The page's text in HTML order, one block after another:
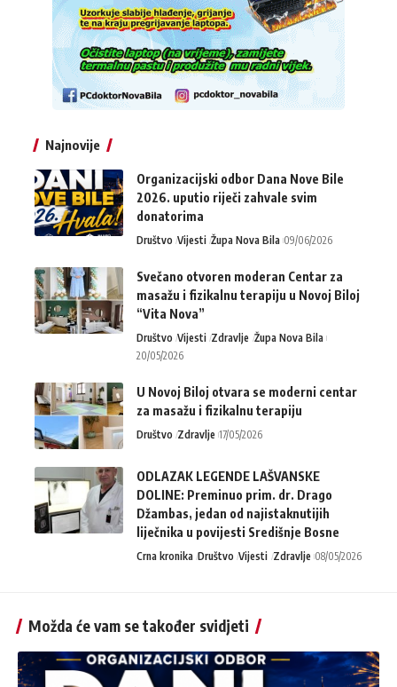
Najnovije
Organizacijski odbor Dana Nove Bile
2026. uputio riječi zahvale svim
donatorima
Društvo Vijesti Župa Nova Bila 09/06/2026
Svečano otvoren moderan Centar za
masažu i fizikalnu terapiju u Novoj Biloj
“Vita Nova”
Društvo Vijesti Zdravlje Župa Nova Bila
20/05/2026
U Novoj Biloj otvara se moderni centar
za masažu i fizikalnu terapiju
Društvo Zdravlje 17/05/2026
ODLAZAK LEGENDE LAŠVANSKE
DOLINE: Preminuo prim. dr. Drago
Džambas, jedan od najistaknutijih
liječnika u povijesti Središnje Bosne
Crna kronika Društvo Vijesti Zdravlje 08/05/2026
Možda će vam se također svidjeti